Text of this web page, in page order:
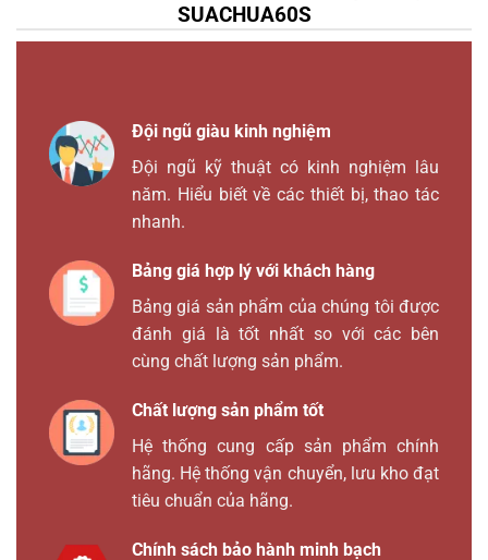
SUACHUA60S
Đội ngũ giàu kinh nghiệm
Đội ngũ kỹ thuật có kinh nghiệm lâu
năm. Hiểu biết về các thiết bị, thao tác
nhanh.
Bảng giá hợp lý với khách hàng
Bảng giá sản phẩm của chúng tôi được
đánh giá là tốt nhất so với các bên
cùng chất lượng sản phẩm.
Chất lượng sản phẩm tốt
Hệ thống cung cấp sản phẩm chính
hãng. Hệ thống vận chuyển, lưu kho đạt
tiêu chuẩn của hãng.
Chính sách bảo hành minh bạch